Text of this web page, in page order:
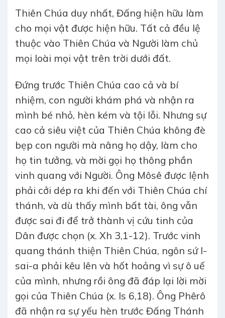
Thiên Chúa duy nhất, Đấng hiện hữu làm
cho mọi vật được hiện hữu. Tất cả đều lệ
thuộc vào Thiên Chúa và Người làm chủ
mọi loài mọi vật trên trời dưới đất.
Đứng trước Thiên Chúa cao cả và bí
nhiệm, con người khám phá và nhận ra
mình bé nhỏ, hèn kém và tội lỗi. Nhưng sự
cao cả siêu việt của Thiên Chúa không đè
bẹp con người mà nâng họ dậy, làm cho
họ tin tưởng, và mời gọi họ thông phần
vinh quang với Người. Ông Môsê được lệnh
phải cởi dép ra khi đến với Thiên Chúa chí
thánh, và dù thấy mình bất tài, ông vẫn
được sai đi để trở thành vị cứu tinh của
Dân được chọn (x. Xh 3,1-12). Trước vinh
quang thánh thiện Thiên Chúa, ngôn sứ I-
sai-a phải kêu lên và hốt hoảng vì sự ô uế
của mình, nhưng rồi ông đã đáp lại lời mời
gọi của Thiên Chúa (x. Is 6,18). Ông Phêrô
đã nhận ra sự yếu hèn trước Đấng Thánh